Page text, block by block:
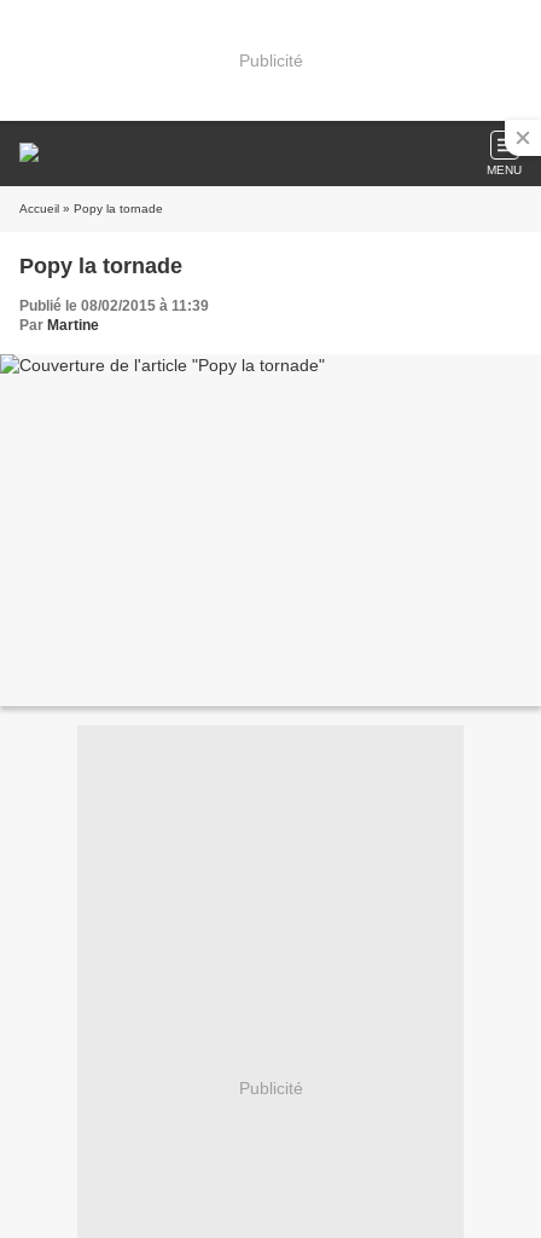
Publicité
MENU
Accueil » Popy la tornade
Popy la tornade
Publié le 08/02/2015 à 11:39
Par Martine
Publicité